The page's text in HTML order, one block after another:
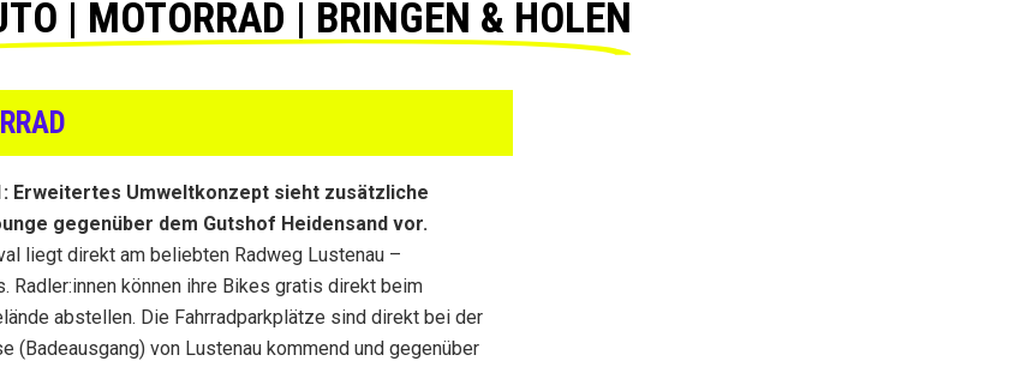
| MOTORRAD | BRINGEN & HOLEN
Erweitertes Umweltkonzept sieht zusätzliche
gegenüber dem Gutshof Heidensand vor.
liegt direkt am beliebten Radweg Lustenau –
Radler:innen können ihre Bikes gratis direkt beim
abstellen. Die Fahrradparkplätze sind direkt bei der
(Badeausgang) von Lustenau kommend und gegenüber